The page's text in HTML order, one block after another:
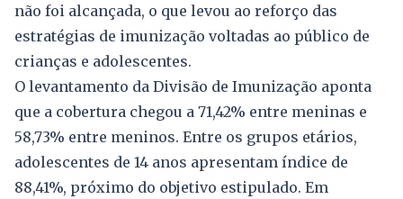
não foi alcançada, o que levou ao reforço das
estratégias de imunização voltadas ao público de
crianças e adolescentes.
O levantamento da Divisão de Imunização aponta
que a cobertura chegou a 71,42% entre meninas e
58,73% entre meninos. Entre os grupos etários,
adolescentes de 14 anos apresentam índice de
88,41%, próximo do objetivo estipulado. Em